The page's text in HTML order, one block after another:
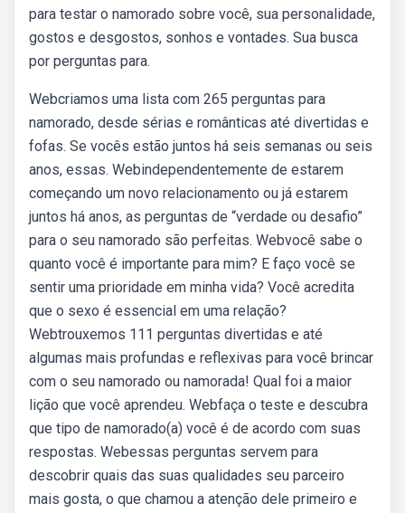
para testar o namorado sobre você, sua personalidade,
gostos e desgostos, sonhos e vontades. Sua busca
por perguntas para.
Webcriamos uma lista com 265 perguntas para
namorado, desde sérias e românticas até divertidas e
fofas. Se vocês estão juntos há seis semanas ou seis
anos, essas. Webindependentemente de estarem
começando um novo relacionamento ou já estarem
juntos há anos, as perguntas de “verdade ou desafio”
para o seu namorado são perfeitas. Webvocê sabe o
quanto você é importante para mim? E faço você se
sentir uma prioridade em minha vida? Você acredita
que o sexo é essencial em uma relação?
Webtrouxemos 111 perguntas divertidas e até
algumas mais profundas e reflexivas para você brincar
com o seu namorado ou namorada! Qual foi a maior
lição que você aprendeu. Webfaça o teste e descubra
que tipo de namorado(a) você é de acordo com suas
respostas. Webessas perguntas servem para
descobrir quais das suas qualidades seu parceiro
mais gosta, o que chamou a atenção dele primeiro e